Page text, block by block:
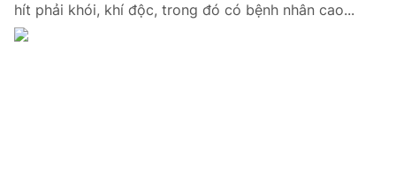
hít phải khói, khí độc, trong đó có bệnh nhân cao...